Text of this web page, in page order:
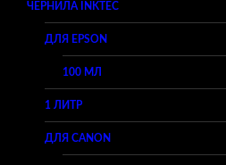
ЧЕРНИЛА INKTEC
ДЛЯ EPSON
100 МЛ
1 ЛИТР
ДЛЯ CANON